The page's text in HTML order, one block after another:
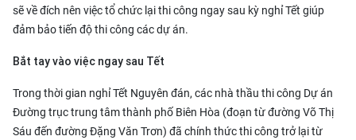
sẽ về đích nên việc tổ chức lại thi công ngay sau kỳ nghỉ Tết giúp
đảm bảo tiến độ thi công các dự án.
Bắt tay vào việc ngay sau Tết
Trong thời gian nghỉ Tết Nguyên đán, các nhà thầu thi công Dự án
Đường trục trung tâm thành phố Biên Hòa (đoạn từ đường Võ Thị
Sáu đến đường Đặng Văn Trơn) đã chính thức thi công trở lại từ